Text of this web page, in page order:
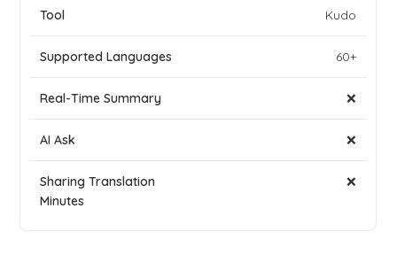
Kudo
60+
❌
❌
❌